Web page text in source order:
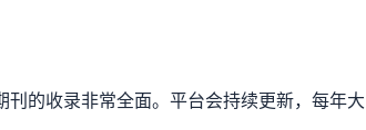
的收录非常全面。平台会持续更新，每年大